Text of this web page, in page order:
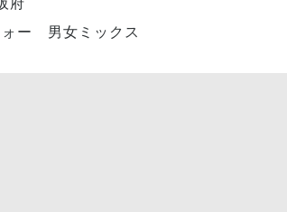
ォー 男女ミックス